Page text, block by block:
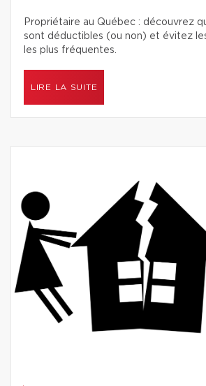
Propriétaire au Québec : découvrez
sont déductibles (ou non) et évitez
les plus fréquentes.
LIRE LA SUITE